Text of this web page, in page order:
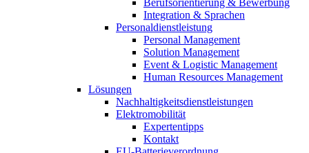
Integration & Sprachen
Personaldienstleistung
Personal Management
Solution Management
Event & Logistic Management
Human Resources Management
Lösungen
Nachhaltigkeitsdienstleistungen
Elektromobilität
Expertentipps
Kontakt